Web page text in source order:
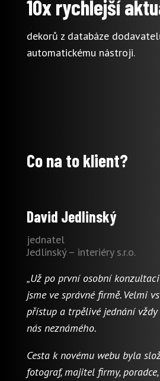
10x rychlejší
dekorů z databáze
automatickému nástroji.
Co na to klient?
David Jedlinský
jednatel
Jedlinský – interiéry s.r.o.
„Už po první osobní
jsme ve správné firmě. Velmi
přístup a trpělivé jednání
nás neznámého.
Cesta k novému webu byla
fotograf, majitel firmy,